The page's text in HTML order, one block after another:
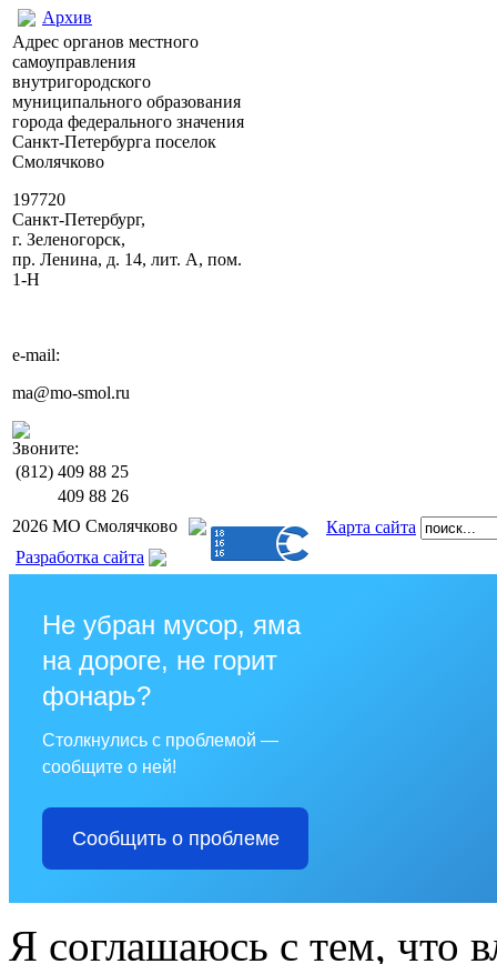
Архив
Адрес органов местного
самоуправления
внутригородского
муниципального образования
города федерального значения
Санкт-Петербурга поселок
Смолячково
197720
Санкт-Петербург,
г. Зеленогорск,
пр. Ленина, д. 14, лит. А, пом.
1-Н
e-mail:
ma@mo-smol.ru
Звоните:
(812) 409 88 25
409 88 26
2026 МО Смолячково
Карта сайта
Разработка сайта
Не убран мусор, яма
на дороге, не горит
фонарь?
Столкнулись с проблемой —
сообщите о ней!
Сообщить о проблеме
Я соглашаюсь с тем, что